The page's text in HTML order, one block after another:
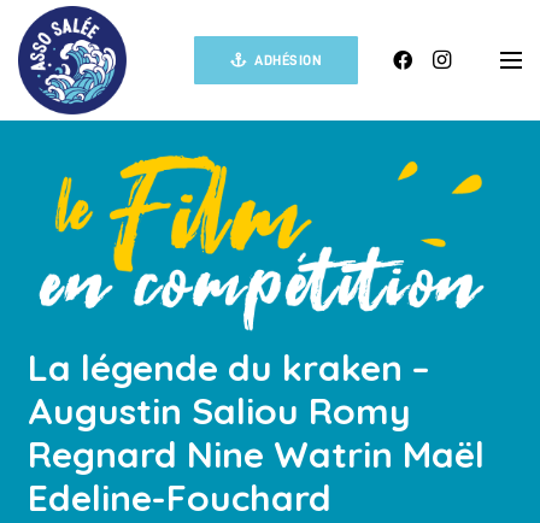
ADHÉSION
La légende du kraken –
Augustin Saliou Romy
Regnard Nine Watrin Maël
Edeline-Fouchard